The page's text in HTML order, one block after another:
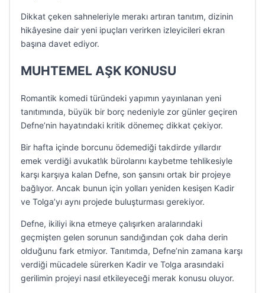
Dikkat çeken sahneleriyle merakı artıran tanıtım, dizinin
hikâyesine dair yeni ipuçları verirken izleyicileri ekran
başına davet ediyor.
MUHTEMEL AŞK KONUSU
Romantik komedi türündeki yapımın yayınlanan yeni
tanıtımında, büyük bir borç nedeniyle zor günler geçiren
Defne’nin hayatındaki kritik dönemeç dikkat çekiyor.
Bir hafta içinde borcunu ödemediği takdirde yıllardır
emek verdiği avukatlık bürolarını kaybetme tehlikesiyle
karşı karşıya kalan Defne, son şansını ortak bir projeye
bağlıyor. Ancak bunun için yolları yeniden kesişen Kadir
ve Tolga’yı aynı projede buluşturması gerekiyor.
Defne, ikiliyi ikna etmeye çalışırken aralarındaki
geçmişten gelen sorunun sandığından çok daha derin
olduğunu fark etmiyor. Tanıtımda, Defne’nin zamana karşı
verdiği mücadele sürerken Kadir ve Tolga arasındaki
gerilimin projeyi nasıl etkileyeceği merak konusu oluyor.